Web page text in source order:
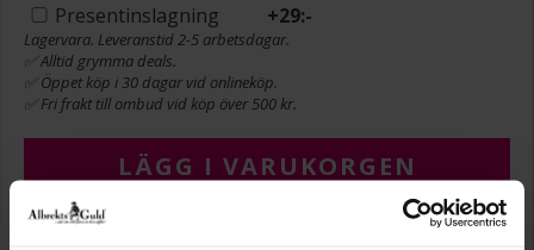
Presentinslagning +29:-
Lagervara. Leveranstid 2-5 arbetsdagar.
✅ Alltid grymma deals.
✅ Öppet köp i 30 dagar vid onlineköp.
✅ Fri frakt till ombud vid köp över 500 kr.
LÄGG I VARUKORGEN